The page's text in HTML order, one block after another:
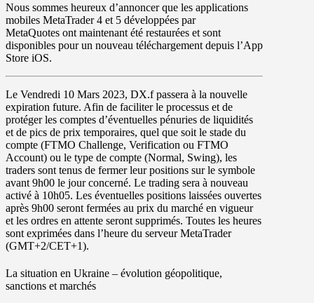
Nous sommes heureux d’annoncer que les applications
mobiles MetaTrader 4 et 5 développées par
MetaQuotes ont maintenant été restaurées et sont
disponibles pour un nouveau téléchargement depuis l’App
Store iOS.
Le Vendredi 10 Mars 2023, DX.fpassera à la nouvelle
expiration future. Afin de faciliter le processus et de
protéger les comptes d’éventuelles pénuries de liquidités
et de pics de prix temporaires, quel que soit le stade du
compte (FTMO Challenge, Verification ou FTMO
Account) ou le type de compte (Normal, Swing), les
traders sont tenus de fermer leur positions sur le symbole
avant 9h00 le jour concerné. Le trading sera à nouveau
activé à 10h05. Les éventuelles positions laissées ouvertes
après 9h00 seront fermées au prix du marché en vigueur
et les ordres en attente seront supprimés. Toutes les heures
sont exprimées dans l’heure du serveur MetaTrader
(GMT+2/CET+1).
La situation en Ukraine – évolution géopolitique,
sanctions et marchés